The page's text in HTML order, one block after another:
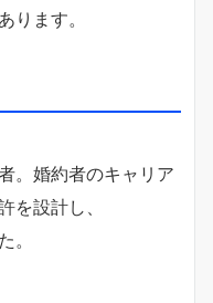
ります。
。婚約者のキャリア
を設計し、
。